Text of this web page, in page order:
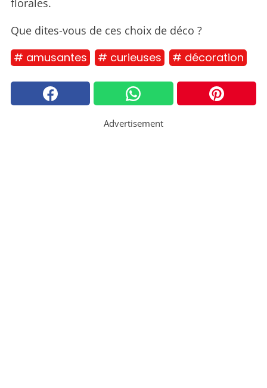
florales.
Que dites-vous de ces choix de déco ?
# amusantes # curieuses # décoration
Advertisement